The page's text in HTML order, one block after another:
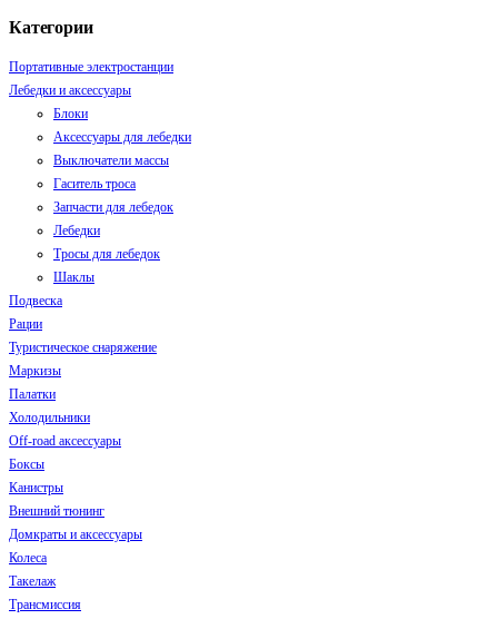
Категории
Портативные электростанции
Лебедки и аксессуары
Блоки
Аксессуары для лебедки
Выключатели массы
Гаситель тросa
Запчасти для лебедок
Лебедки
Тросы для лебедок
Шаклы
Подвеска
Рации
Туристическое снаряжение
Маркизы
Палатки
Холодильники
Off-road аксессуары
Боксы
Канистры
Внешний тюнинг
Домкраты и аксессуары
Колеса
Такелаж
Трансмиссия